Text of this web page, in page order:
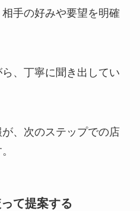
手の好みや要望を明確
、丁寧に聞き出してい
、次のステップでの店
て提案する